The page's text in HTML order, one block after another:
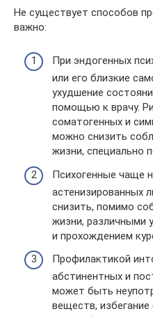
Не существует способов
важно:
При эндогенных
или его близкие
ухудшение
помощью к врачу.
соматогенных и
можно снизить
жизни, специально
Психогенные чаще
астенизированных
снизить, помимо
жизни, различными
и прохождением
Профилактикой
абстинентных и
может быть
веществ,